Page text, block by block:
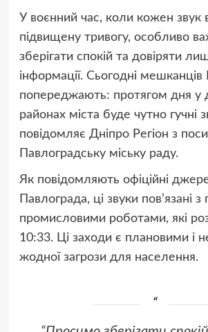
У воєнний час, коли кожен звук
підвищену тривогу, особливо
зберігати спокій та довіряти
інформації. Сьогодні
попереджають: протягом дня у
районах міста буде чутно гучні
повідомляє Дніпро Регіон з
Павлоградську міську раду.
Як повідомляють офіційні
Павлограда, ці звуки пов’язані
промисловими роботами, які
10:33. Ці заходи є плановими і
жодної загрози для населення.